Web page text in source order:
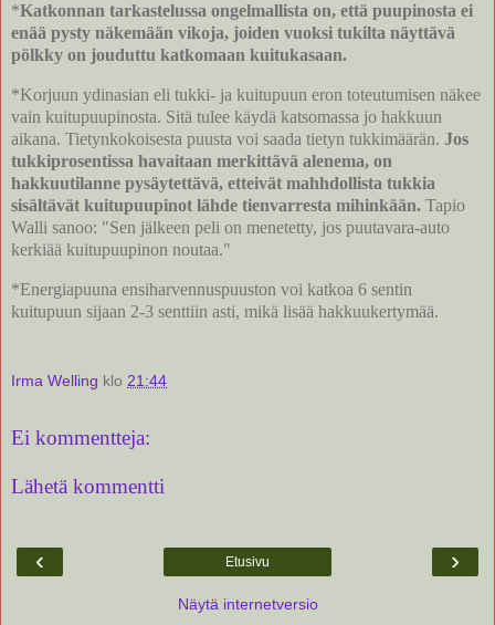
*Katkonnan tarkastelussa ongelmallista on, että puupinosta ei
enää pysty näkemään vikoja, joiden vuoksi tukilta näyttävä
pölkky on jouduttu katkomaan kuitukasaan.
*Korjuun ydinasian eli tukki- ja kuitupuun eron toteutumisen näkee
vain kuitupuupinosta. Sitä tulee käydä katsomassa jo hakkuun
aikana. Tietynkokoisesta puusta voi saada tietyn tukkimäärän. Jos
tukkiprosentissa havaitaan merkittävä alenema, on
hakkuutilanne pysäytettävä, etteivät mahhdollista tukkia
sisältävät kuitupuupinot lähde tienvarresta mihinkään. Tapio
Walli sanoo: "Sen jälkeen peli on menetetty, jos puutavara-auto
kerkiää kuitupuupinon noutaa."
*Energiapuuna ensiharvennuspuuston voi katkoa 6 sentin
kuitupuun sijaan 2-3 senttiin asti, mikä lisää hakkuukertymää.
Irma Welling klo 21:44
Ei kommentteja:
Lähetä kommentti
‹ ›
Etusivu
Näytä internetversio